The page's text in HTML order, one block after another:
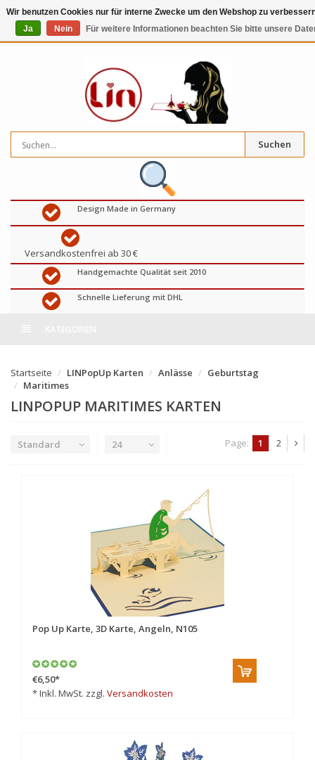
0artikel €
Suchen
Design Made in Germany
Versandkostenfrei ab 30 €
Handgemachte Qualität seit 2010
Schnelle Lieferung mit DHL
Startseite LINPopUp Karten Anlässe
Geburtstag
Maritimes
LINPOPUP MARITIMES KARTEN
Standard 24 Page: 1 2
Pop Up Karte, 3D Karte, Angeln, N105
€6,50*
* Inkl. MwSt. zzgl. Versandkosten
Wir benutzen Cookies nur für interne Zwecke um den Webshop zu
Ja
Nein Für weitere Informationen beachten Sie bitte unsere